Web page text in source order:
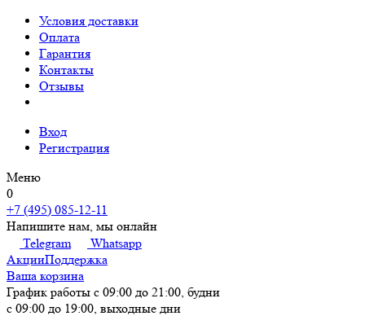
Условия доставки
Оплата
Гарантия
Контакты
Отзывы
Вход
Регистрация
Меню
0
+7 (495) 085-12-11
Напишите нам, мы онлайн
Telegram
Whatsapp
АкцииПоддержка
Ваша корзина
График работы с 09:00 до 21:00, будни
с 09:00 до 19:00, выходные дни